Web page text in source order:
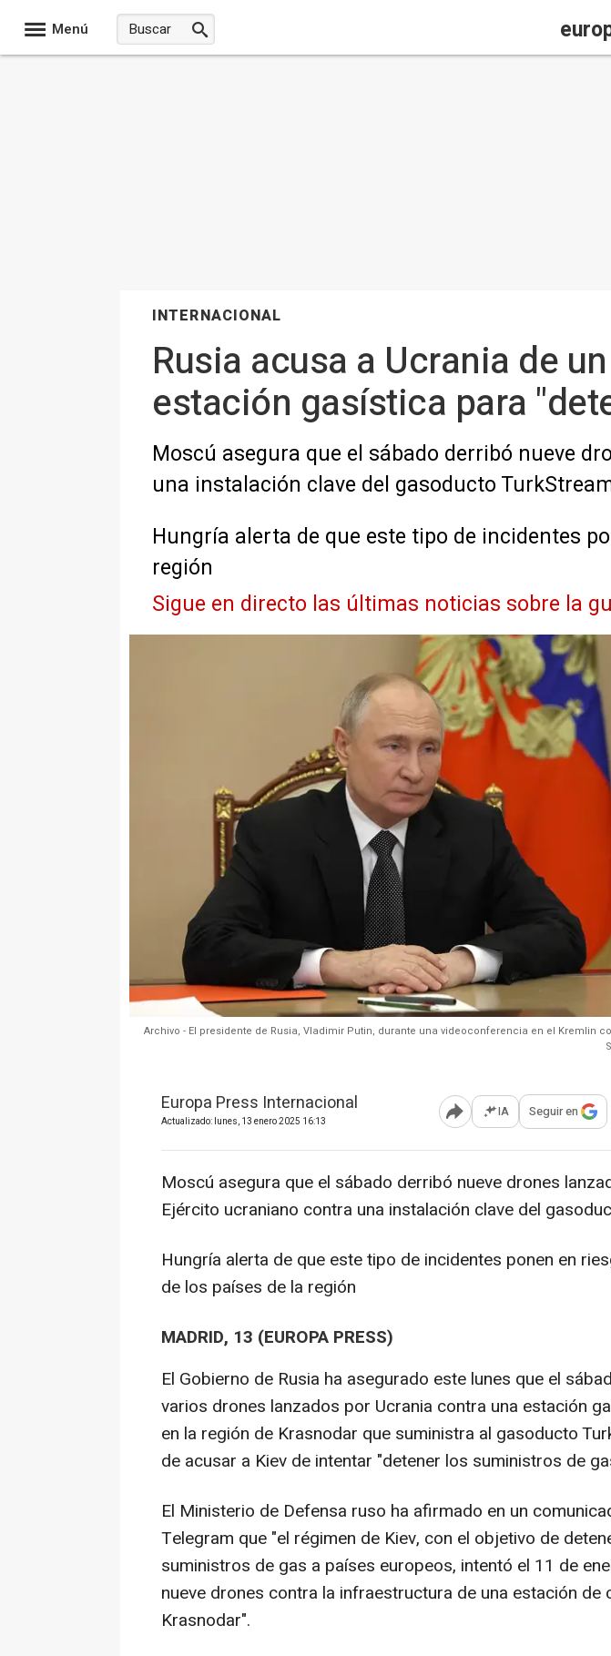
Menú
INTERNACIONAL
Rusia acusa a Ucrania de
estación gasística para
Moscú asegura que el sábado derribó nueve
una instalación clave del gasoducto
Hungría alerta de que este tipo de incidentes
región
Sigue en directo las últimas noticias sobre la
Archivo - El presidente de Rusia, Vladimir Putin, durante una videoconferencia en el Kremlin
Europa Press Internacional
Actualizado: lunes, 13 enero 2025 16:13 Abrir opciones para
IA Seguir en
Moscú asegura que el sábado derribó nueve drones
Ejército ucraniano contra una instalación clave del
Hungría alerta de que este tipo de incidentes ponen en
de los países de la región
MADRID, 13 (EUROPA PRESS)
El Gobierno de Rusia ha asegurado este lunes que el
varios drones lanzados por Ucrania contra una estación
en la región de Krasnodar que suministra al gasoducto
de acusar a Kiev de intentar "detener los suministros de
El Ministerio de Defensa ruso ha afirmado en un
Telegram que "el régimen de Kiev, con el objetivo de
suministros de gas a países europeos, intentó el 11 de
nueve drones contra la infraestructura de una estación de
Krasnodar".